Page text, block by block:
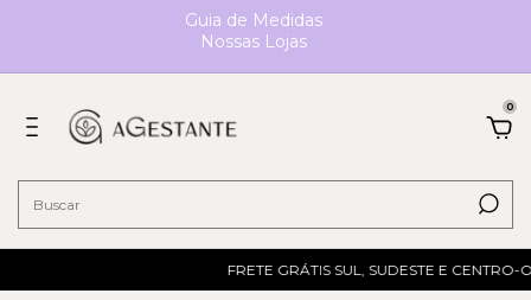
Guia de Medidas
Nossas Lojas
0
FRETE GRÁTIS SUL, SUDESTE E CENTRO-OESTE